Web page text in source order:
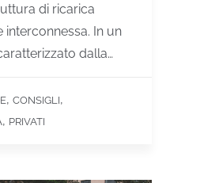
di ricarica
interconnessa. In un
dalla…
, CONSIGLI,
, PRIVATI